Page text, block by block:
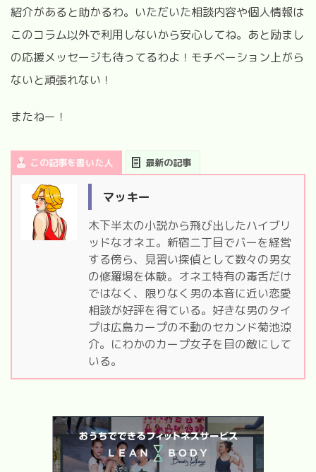
紹介があると助かるわ。いただいた相談内容や個人情報は
このコラム以外で利用しないから安心してね。あと励まし
の応援メッセージも待ってるわよ！モチベーション上がら
ないと頑張れない！
またねー！
この記事を書いた人 最新の記事
マッキー
木下半太の小説から飛び出したハイブリ
ッドなオネエ。新宿二丁目でバーを経営
する傍ら、見習い探偵として数々の男女
の修羅場を体験。オネエ特有の毒舌だけ
ではなく、限りなく男の本音に近い恋愛
相談が好評を得ている。好きな男のタイ
プは広島カープの不動のセカンド菊池涼
介。にわかのカープ女子を目の敵にして
いる。